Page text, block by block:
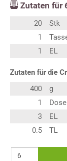
Zutaten für
20 Stk
1
1
EL
Zutaten für die
400
g
1
Dose
3
EL
0.5
TL